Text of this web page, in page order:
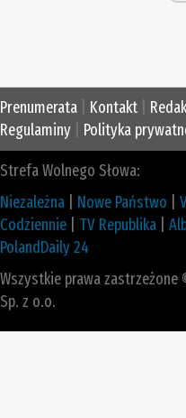
Prenumerata Kontakt
Regulaminy
Polityka
Strefa Wolnego Słowa:
Niezależna
Nowe Państwo
Codziennie
TV Republika
PolandDaily 24
Wszystkie prawa zastrzeżone
Sp. z o.o.